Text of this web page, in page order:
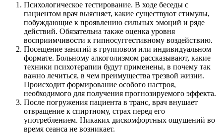
Психологическое тестирование. В ходе беседы с
пациентом врач выясняет, какие существуют стимулы,
побуждающие к проявлению сильных эмоций и ряде
действий. Обязательна также оценка уровня
восприимчивости к гипносуггестивному воздействию.
Посещение занятий в групповом или индивидуальном
формате. Больному алкоголизмом рассказывают, какие
техники психотерапии будут применены, в почему так
важно лечиться, в чем преимущества трезвой жизни.
Происходит формирование особого настроя,
необходимого для получения прогнозируемого эффекта.
После погружения пациента в транс, врач внушает
отвращение к спиртному, страх перед его
употреблением. Никаких дискомфортных ощущений во
время сеанса не возникает.